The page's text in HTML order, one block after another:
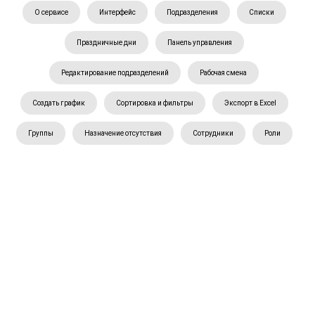
О сервисе Интерфейс Подразделения Списки
Праздничные дни Панель управления
Редактирование подразделений Рабочая смена
Создать график Сортировка и фильтры Экспорт в Excel
Группы Назначение отсутствия Сотрудники Роли